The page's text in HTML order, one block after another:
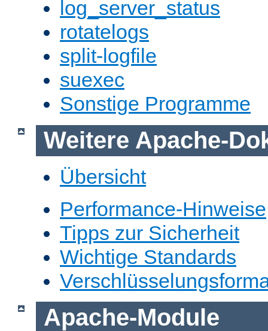
log_server_status
rotatelogs
split-logfile
suexec
Sonstige Programme
Weitere Apache-
Übersicht
Performance-Hinweise
Tipps zur Sicherheit
Wichtige Standards
Apache-Module